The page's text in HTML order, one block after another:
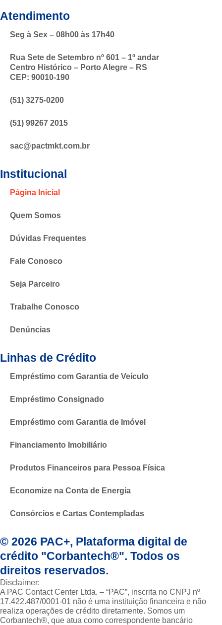
Atendimento
Seg à Sex – 08h00 às 17h40
Rua Sete de Setembro nº 601 – 1º andar
Centro Histórico – Porto Alegre – RS
CEP: 90010-190
(51) 3275-0200
(51) 99267 2015
sac@pactmkt.com.br
Institucional
Página Inicial
Quem Somos
Dúvidas Frequentes
Fale Conosco
Seja Parceiro
Trabalhe Conosco
Denúncias
Linhas de Crédito
Empréstimo com Garantia de Veículo
Empréstimo Consignado
Empréstimo com Garantia de Imóvel
Financiamento Imobiliário
Produtos Financeiros para Pessoa Física
Economize na Conta de Energia
Consórcios e Cartas Contempladas
© 2026 PAC+, Plataforma digital de
crédito "Corbantech®". Todos os
direitos reservados.
Disclaimer:
A PAC Contact Center Ltda. – “PAC”, inscrita no CNPJ nº
17.422.487/0001-01 não é uma instituição financeira e não
realiza operações de crédito diretamente. Somos um
Corbantech®, que atua como correspondente bancário